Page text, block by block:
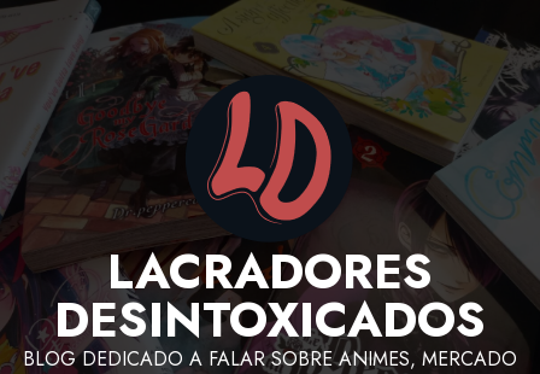
LACRADORES
DESINTOXICADOS
BLOG DEDICADO A FALAR SOBRE ANIMES, MERCADO